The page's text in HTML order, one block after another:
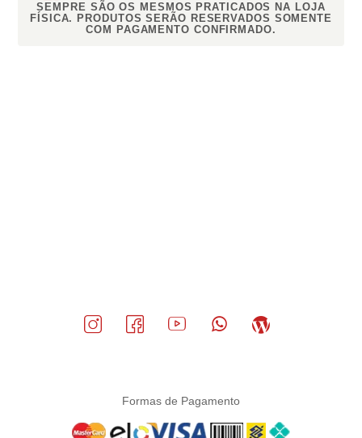
SEMPRE SÃO OS MESMOS PRATICADOS NA LOJA
FÍSICA. PRODUTOS SERÃO RESERVADOS SOMENTE
COM PAGAMENTO CONFIRMADO.
Formas de Pagamento